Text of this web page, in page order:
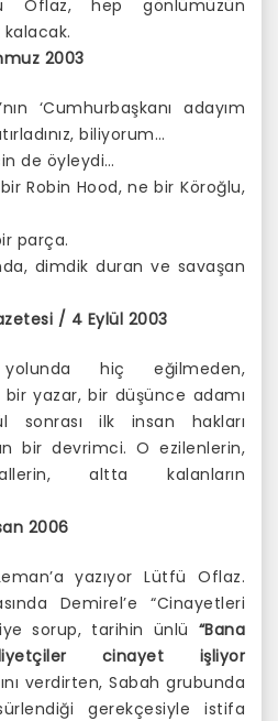
Oflaz, hep gönlümüzün
2003
‘Cumhurbaşkanı adayım
biliyorum…
de öyleydi…
Robin Hood, ne bir Köroğlu,
parça.
dimdik duran ve savaşan
/ 4 Eylül 2003
yolunda hiç eğilmeden,
yazar, bir düşünce adamı
sonrası ilk insan hakları
bir devrimci. O ezilenlerin,
altta kalanların
2006
yazıyor Lütfü Oflaz.
Demirel’e “Cinayetleri
sorup, tarihin ünlü “Bana
cinayet işliyor
verdirten, Sabah grubunda
gerekçesiyle istifa